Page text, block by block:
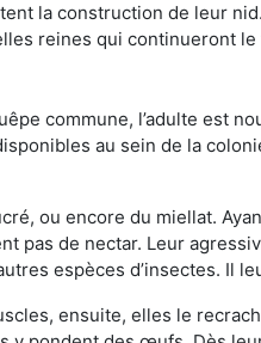
la construction de leur
reines qui continueront
commune, l’adulte est
au sein de la
ou encore du miellat.
pas de nectar. Leur
espèces d’insectes. Il
ensuite, elles le